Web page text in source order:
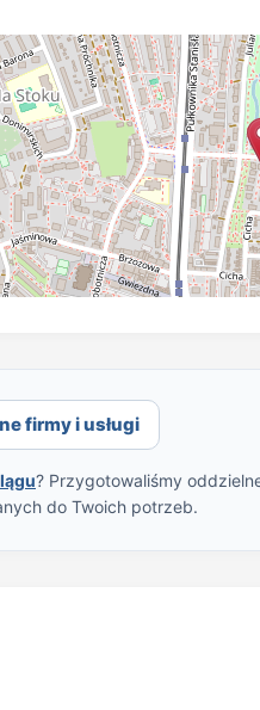
firmy i usługi
? Przygotowaliśmy
do Twoich potrzeb.